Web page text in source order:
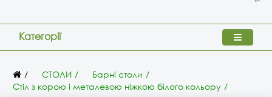
Категорії
СТОЛИ
Барні столи
Стіл з корою і металевою ніжкою білого кольору